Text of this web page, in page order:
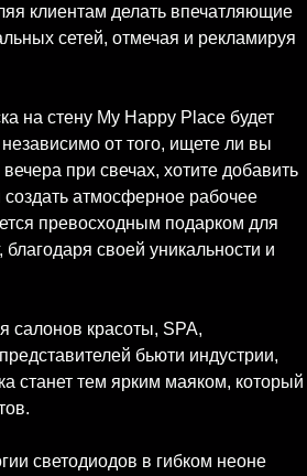
клиентам делать впечатляющие
сетей, отмечая и рекламируя
на стену My Happy Place будет
от того, ищете ли вы
при свечах, хотите добавить
создать атмосферное рабочее
превосходным подарком для
благодаря своей уникальности и
салонов красоты, SPA,
бьюти индустрии,
станет тем ярким маяком, который
светодиодов в гибком неоне